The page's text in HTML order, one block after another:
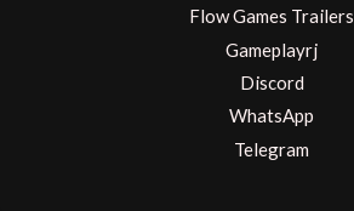
Flow Games Trailers
Gameplayrj
Discord
WhatsApp
Telegram